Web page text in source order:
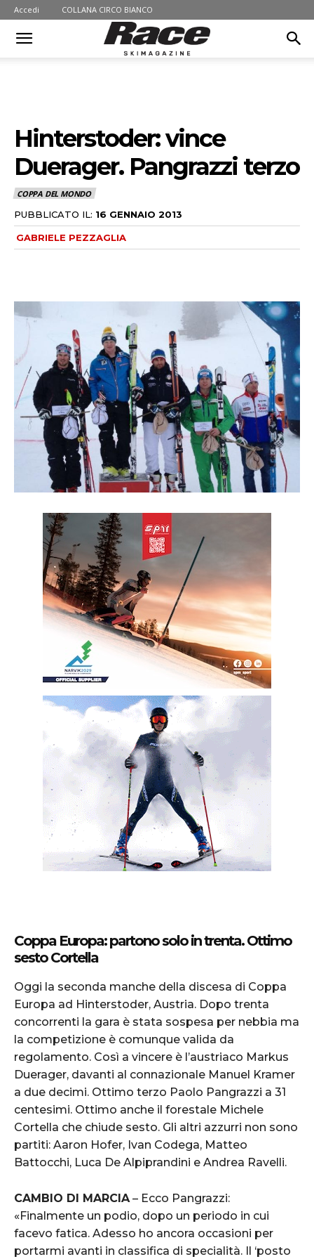
Accedi COLLANA CIRCO BIANCO
Hinterstoder: vince
Duerager. Pangrazzi terzo
COPPA DEL MONDO
PUBBLICATO IL: 16 GENNAIO 2013
GABRIELE PEZZAGLIA
Coppa Europa: partono solo in trenta. Ottimo
sesto Cortella
Oggi la seconda manche della discesa di Coppa
Europa ad Hinterstoder, Austria. Dopo trenta
concorrenti la gara è stata sospesa per nebbia ma
la competizione è comunque valida da
regolamento. Così a vincere è l’austriaco Markus
Duerager, davanti al connazionale Manuel Kramer
a due decimi. Ottimo terzo Paolo Pangrazzi a 31
centesimi. Ottimo anche il forestale Michele
Cortella che chiude sesto. Gli altri azzurri non sono
partiti: Aaron Hofer, Ivan Codega, Matteo
Battocchi, Luca De Alpiprandini e Andrea Ravelli.
CAMBIO DI MARCIA – Ecco Pangrazzi:
«Finalmente un podio, dopo un periodo in cui
facevo fatica. Adesso ho ancora occasioni per
portarmi avanti in classifica di specialità. Il ‘posto